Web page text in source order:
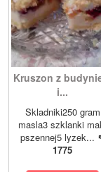
Kruszon z
i...
Skladniki250 gram
masla3 szklanki
pszennej5 lyzek...
1775